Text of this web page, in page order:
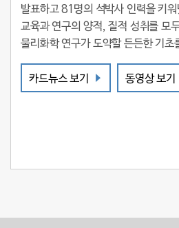
발표하고 81명의 석박사 인력을 키
교육과 연구의 양적, 질적 성취를 모
물리화학 연구가 도약할 든든한 기초
카드뉴스 보기 동영상 보기